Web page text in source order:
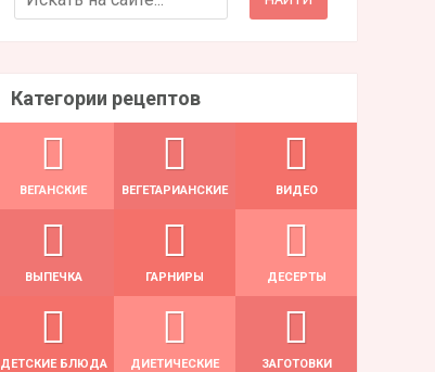
Категории рецептов
ВЕГАНСКИЕ ВЕГЕТАРИАНСКИЕ ВИДЕО
ВЫПЕЧКА ГАРНИРЫ ДЕСЕРТЫ
ДЕТСКИЕ БЛЮДА ДИЕТИЧЕСКИЕ ЗАГОТОВКИ